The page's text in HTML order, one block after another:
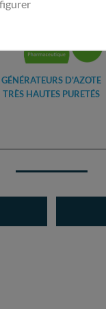
GÉNÉRATEURS D'AZOTE
TRÈS HAUTES PURETÉS